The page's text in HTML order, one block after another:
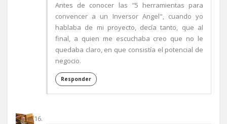
Antes de conocer las "5 herramientas para
convencer a un Inversor Angel", cuando yo
hablaba de mi proyecto, decía tanto, que al
final, a quien me escuchaba creo que no le
quedaba claro, en que consistía el potencial de
negocio.
Responder